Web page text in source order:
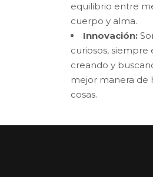
equilibrio entre
cuerpo y alma.
Innovación:
curiosos, siempre
creando y
mejor manera de
cosas.